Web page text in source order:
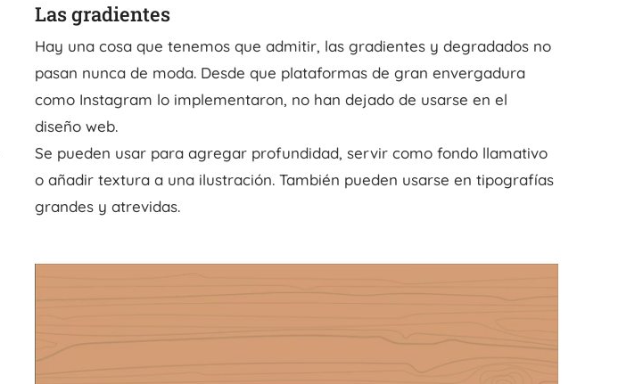
Las gradientes
Hay una cosa que tenemos que admitir, las gradientes y degradados no
pasan nunca de moda. Desde que plataformas de gran envergadura
como Instagram lo implementaron, no han dejado de usarse en el
diseño web.
Se pueden usar para agregar profundidad, servir como fondo llamativo
o añadir textura a una ilustración. También pueden usarse en tipografías
grandes y atrevidas.